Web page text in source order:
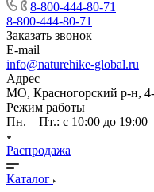
8-800-444-80-71
8-800-444-80-71
Заказать звонок
E-mail
info@naturehike-global.ru
Адрес
МО, Красногорский р-н,
Режим работы
Пн. – Пт.: с 10:00 до 19:00
Распродажа
Каталог